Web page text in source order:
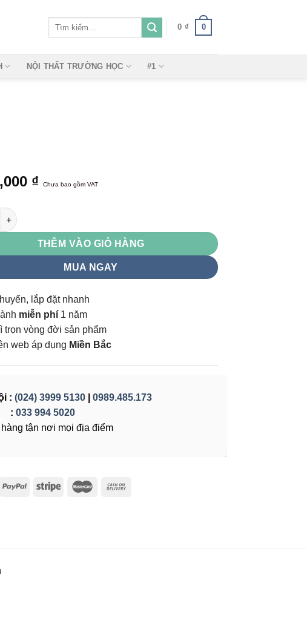
0 ₫ 0
NỘI THẤT TRƯỜNG HỌC #1
₫ Chưa bao gồm VAT
đạo SG607 số lượng
THÊM VÀO GIỎ HÀNG
MUA NGAY
lắp đặt nhanh
miễn phí 1 năm
trọn vòng đời sản phẩm
web áp dụng Miền Bắc
: (024) 3999 5130
0989.485.173
: 033 994 5020
tận nơi mọi địa điểm